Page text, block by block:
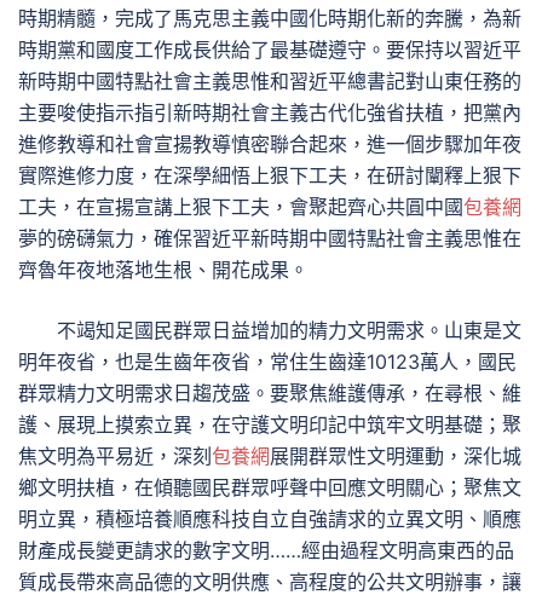
時期精髓，完成了馬克思主義中國化時期化新的奔騰，為新
時期黨和國度工作成長供給了最基礎遵守。要保持以習近平
新時期中國特點社會主義思惟和習近平總書記對山東任務的
主要唆使指示指引新時期社會主義古代化強省扶植，把黨內
進修教導和社會宣揚教導慎密聯合起來，進一個步驟加年夜
實際進修力度，在深學細悟上狠下工夫，在研討闡釋上狠下
工夫，在宣揚宣講上狠下工夫，會聚起齊心共圓中國包養網
夢的磅礴氣力，確保習近平新時期中國特點社會主義思惟在
齊魯年夜地落地生根、開花成果。
不竭知足國民群眾日益增加的精力文明需求。山東是文
明年夜省，也是生齒年夜省，常住生齒達10123萬人，國民
群眾精力文明需求日趨茂盛。要聚焦維護傳承，在尋根、維
護、展現上摸索立異，在守護文明印記中筑牢文明基礎；聚
焦文明為平易近，深刻包養網展開群眾性文明運動，深化城
鄉文明扶植，在傾聽國民群眾呼聲中回應文明關心；聚焦文
明立異，積極培養順應科技自立自強請求的立異文明、順應
財產成長變更請求的數字文明……經由過程文明高東西的品
質成長帶來高品德的文明供應、高程度的公共文明辦事，讓